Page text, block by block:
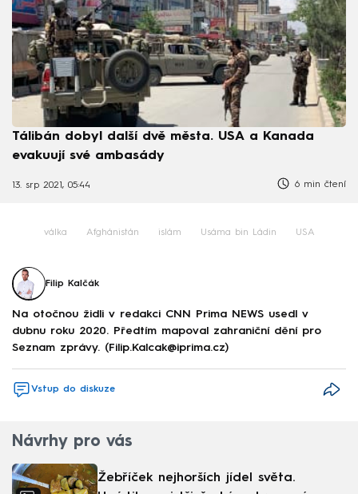
Tálibán dobyl další dvě města. USA a Kanada
evakuují své ambasády
13. srp 2021, 05:44 6 min čtení
válka Afghánistán islám Usáma bin Ládin USA
Filip Kalčák
Na otočnou židli v redakci CNN Prima NEWS usedl v
dubnu roku 2020. Předtím mapoval zahraniční dění pro
Seznam zprávy. (Filip.Kalcak@iprima.cz)
Vstup do diskuze
Návrhy pro vás
Žebříček nejhorších jídel světa.